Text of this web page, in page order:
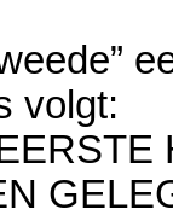
volgt: